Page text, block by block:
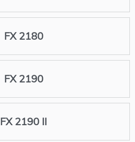
FX 2180
FX 2190
FX 2190 II